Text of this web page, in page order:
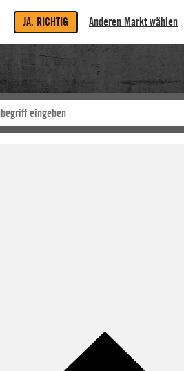
JA, RICHTIG Anderen Markt wählen